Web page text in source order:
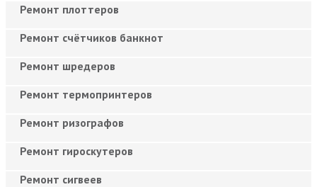
Ремонт плоттеров
Ремонт счётчиков банкнот
Ремонт шредеров
Ремонт термопринтеров
Ремонт ризографов
Ремонт гироскутеров
Ремонт сигвеев